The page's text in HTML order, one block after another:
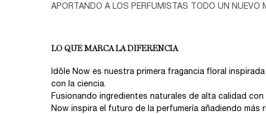
APORTANDO A LOS PERFUMISTAS TODO UN NUEVO
LO QUE MARCA LA DIFERENCIA
Idôle Now es nuestra primera fragancia floral
con la ciencia.
Fusionando ingredientes naturales de alta calidad con
Now inspira el futuro de la perfumería añadiendo más